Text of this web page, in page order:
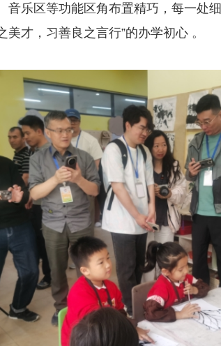
音乐区等功能区角布置精巧，每一处
美才，习善良之言行”的办学初心 。